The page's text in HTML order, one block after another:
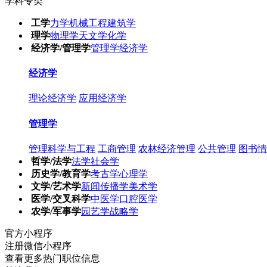
工学力学机械工程建筑学
理学物理学天文学化学
经济学/管理学管理学经济学
经济学
理论经济学 应用经济学
管理学
管理科学与工程 工商管理 农林经济管理 公共管理 图书
哲学/法学法学社会学
历史学/教育学考古学心理学
文学/艺术学新闻传播学美术学
医学/交叉科学中医学口腔医学
农学/军事学园艺学战略学
官方小程序
注册微信小程序
查看更多热门职位信息